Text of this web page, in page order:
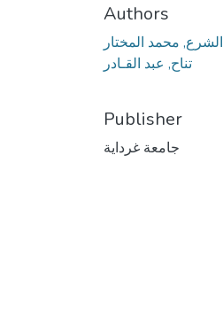
Authors
الشرع, محمد المختار
تناح, عبد القـادر
Publisher
جامعة غرداية